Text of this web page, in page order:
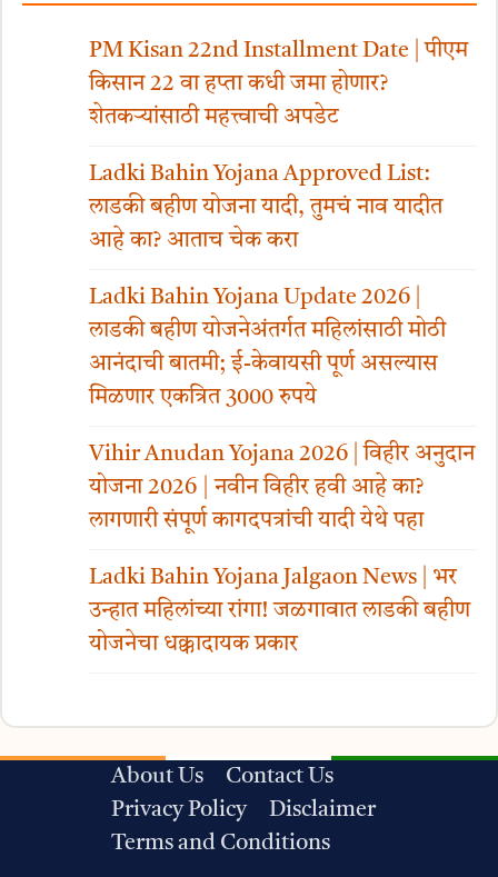
PM Kisan 22nd Installment Date | पीएम
किसान 22 वा हप्ता कधी जमा होणार?
शेतकऱ्यांसाठी महत्त्वाची अपडेट
Ladki Bahin Yojana Approved List:
लाडकी बहीण योजना यादी, तुमचं नाव यादीत
आहे का? आताच चेक करा
Ladki Bahin Yojana Update 2026 |
लाडकी बहीण योजनेअंतर्गत महिलांसाठी मोठी
आनंदाची बातमी; ई-केवायसी पूर्ण असल्यास
मिळणार एकत्रित 3000 रुपये
Vihir Anudan Yojana 2026 | विहीर अनुदान
योजना 2026 | नवीन विहीर हवी आहे का?
लागणारी संपूर्ण कागदपत्रांची यादी येथे पहा
Ladki Bahin Yojana Jalgaon News | भर
उन्हात महिलांच्या रांगा! जळगावात लाडकी बहीण
योजनेचा धक्कादायक प्रकार
About Us
Contact Us
Privacy Policy
Disclaimer
Terms and Conditions